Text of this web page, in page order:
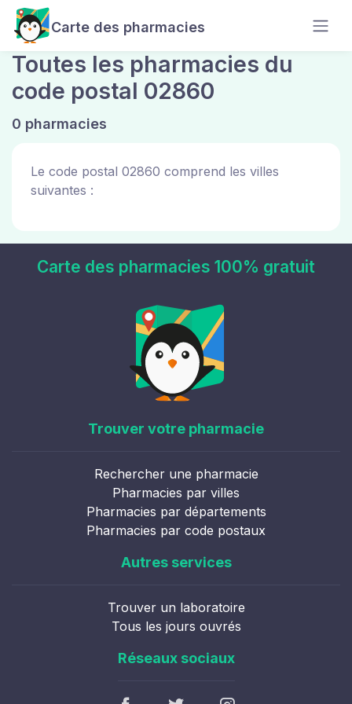
Carte des pharmacies
Toutes les pharmacies du
code postal 02860
0 pharmacies
Le code postal 02860 comprend les villes
suivantes :
Carte des pharmacies 100% gratuit
Trouver votre pharmacie
Rechercher une pharmacie
Pharmacies par villes
Pharmacies par départements
Pharmacies par code postaux
Autres services
Trouver un laboratoire
Tous les jours ouvrés
Réseaux sociaux